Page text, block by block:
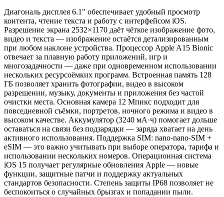
Диагональ дисплея 6.1" обеспечивает удобный просмотр
контента, чтение текста и работу с интерфейсом iOS.
Разрешение экрана 2532×1170 даёт чёткое изображение фото,
видео и текста — изображение остаётся детализированным
при любом наклоне устройства. Процессор Apple A15 Bionic
отвечает за плавную работу приложений, игр и
многозадачности — даже при одновременном использовании
нескольких ресурсоёмких программ. Встроенная память 128
ГБ позволяет хранить фотографии, видео в высоком
разрешении, музыку, документы и приложения без частой
очистки места. Основная камера 12 Мпикс подходит для
повседневной съёмки, портретов, ночного режима и видео в
высоком качестве. Аккумулятор (3240 мА·ч) помогает дольше
оставаться на связи без подзарядки — заряда хватает на день
активного использования. Поддержка SIM: nano-nano-SIM +
eSIM — это важно учитывать при выборе оператора, тарифа и
использовании нескольких номеров. Операционная система
iOS 15 получает регулярные обновления Apple — новые
функции, защитные патчи и поддержку актуальных
стандартов безопасности. Степень защиты IP68 позволяет не
беспокоиться о случайных брызгах и попадании пыли.